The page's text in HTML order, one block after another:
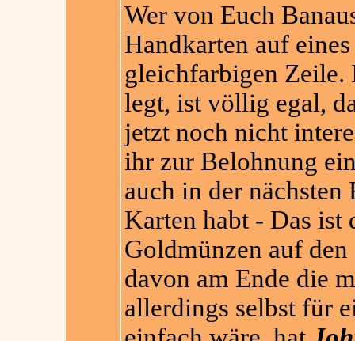
Wer von Euch
Handkarten auf
gleichfarbigen Zeile.
legt, ist völlig egal,
jetzt noch nicht
ihr zur Belohnung
auch in der
Karten habt - Das
Goldmünzen auf
davon am Ende die
allerdings selbst für